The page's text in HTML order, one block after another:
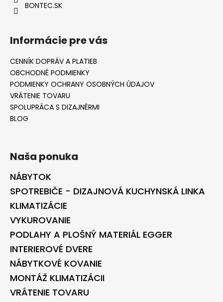
BONTEC.SK
Informácie pre vás
CENNÍK DOPRÁV A PLATIEB
OBCHODNÉ PODMIENKY
PODMIENKY OCHRANY OSOBNÝCH ÚDAJOV
VRÁTENIE TOVARU
SPOLUPRÁCA S DIZAJNÉRMI
BLOG
Naša ponuka
NÁBYTOK
SPOTREBIČE - DIZAJNOVÁ KUCHYNSKÁ LINKA
KLIMATIZÁCIE
VYKUROVANIE
PODLAHY A PLOŠNÝ MATERIÁL EGGER
INTERIEROVÉ DVERE
NÁBYTKOVÉ KOVANIE
MONTÁŽ KLIMATIZÁCII
VRÁTENIE TOVARU